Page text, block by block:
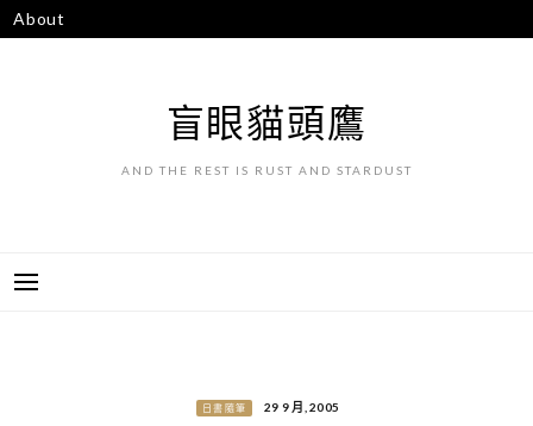
跳
至
About
盲眼貓頭鷹
AND THE REST IS RUST AND STARDUST
日書隨筆 29 9 月, 2005